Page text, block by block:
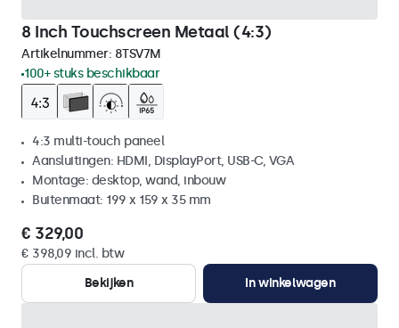
8 Inch Touchscreen Metaal (4:3)
Artikelnummer: 8TSV7M
100+ stuks beschikbaar
4:3 multi-touch paneel
Aansluitingen: HDMI, DisplayPort, USB-C, VGA
Montage: desktop, wand, inbouw
Buitenmaat: 199 x 159 x 35 mm
€ 329,00
€ 398,09 incl. btw
Bekijken
In winkelwagen